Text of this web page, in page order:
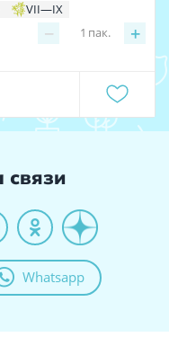
VII—IX
− +
1 пак.
связи
Whatsapp